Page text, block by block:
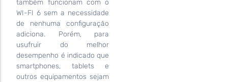
também funcionam com o
WI-FI 6 sem a necessidade
de nenhuma configuração
adiciona. Porém, para
usufruir do melhor
desempenho é indicado que
smartphones, tablets e
outros equipamentos sejam